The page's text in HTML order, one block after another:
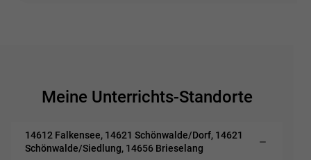
Meine Unterrichts-Standorte
14612 Falkensee, 14621 Schönwalde/Dorf, 14621
Schönwalde/Siedlung, 14656 Brieselang